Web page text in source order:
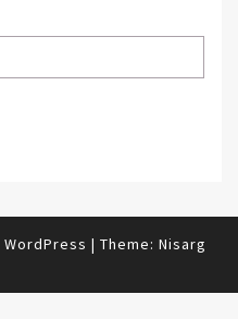
WordPress | Theme: Nisarg